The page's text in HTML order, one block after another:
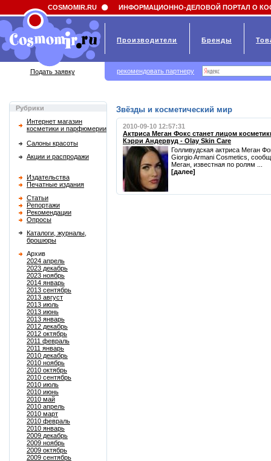
Field 'news_title' doesn't have a default value
Рубрики
Интернет магазин
косметики и парфюмерии
Салоны красоты
Акции и распродажи
Издательства
Печатные издания
Статьи
Репортажи
Рекомендации
Опросы
Каталоги, журналы,
брошюры
Архив
2024 апрель
2023 декабрь
2023 ноябрь
2014 январь
2013 сентябрь
2013 август
2013 июль
2013 июнь
2013 январь
2012 декабрь
2012 октябрь
2011 февраль
2011 январь
2010 декабрь
2010 ноябрь
2010 октябрь
2010 сентябрь
2010 июль
2010 июнь
2010 май
2010 апрель
2010 март
2010 февраль
2010 январь
2009 декабрь
2009 ноябрь
2009 октябрь
2009 сентябрь
Звёзды и косметический мир
2010-09-10 12:57:31
Актриса Меган Фокс станет лицом
Кэрри Андервуд - Olay Skin Care
Голливудская актриса Меган
Giorgio Armani Cosmetics,
Меган, известная по ролям ...
[далее]
COSMOMIR.RU ИНФОРМАЦИОННО-ДЕЛОВОЙ ПОРТАЛ О
Производители Бренды
Подать заявку рекомендовать партнеру